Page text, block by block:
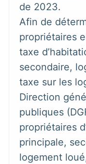
de 2023.
Afin de
propriétaires
taxe
secondaire,
taxe sur les
Direction
publiques
propriétaires
principale,
logement